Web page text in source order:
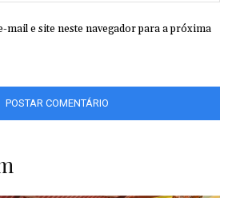
mail e site neste navegador para a próxima